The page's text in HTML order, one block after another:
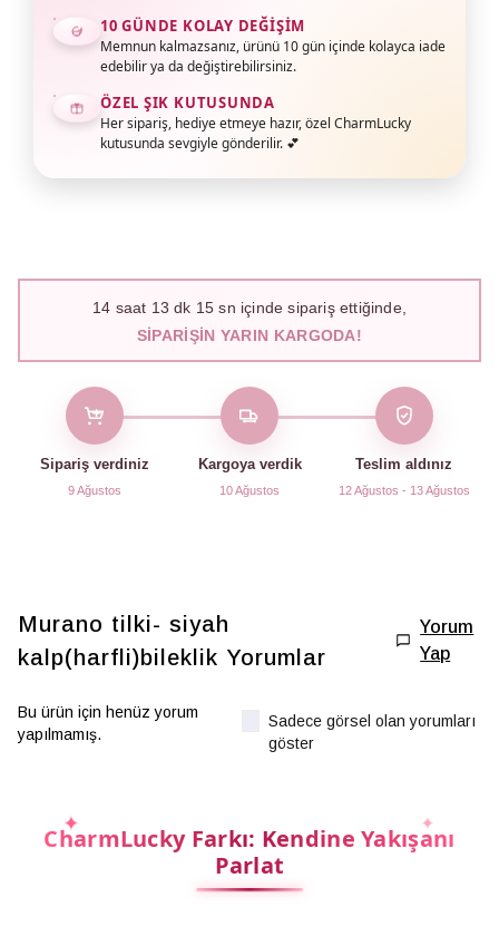
10 GÜNDE KOLAY DEĞIŞIM
Memnun kalmazsanız, ürünü 10 gün içinde kolayca iade
edebilir ya da değiştirebilirsiniz.
ÖZEL ŞIK KUTUSUNDA
Her sipariş, hediye etmeye hazır, özel CharmLucky
kutusunda sevgiyle gönderilir. 💕
14 saat 13 dk 14 sn içinde sipariş ettiğinde,
SIPARIŞIN YARIN KARGODA!
Sipariş verdiniz
9 Ağustos
Kargoya verdik
10 Ağustos
Teslim aldınız
12 Ağustos - 13 Ağustos
Murano tilki- siyah
kalp(harfli)bileklik Yorumlar
Yorum
Yap
Bu ürün için henüz yorum
yapılmamış.
Sadece görsel olan yorumları
göster
CharmLucky Farkı: Kendine Yakışanı
Parlat